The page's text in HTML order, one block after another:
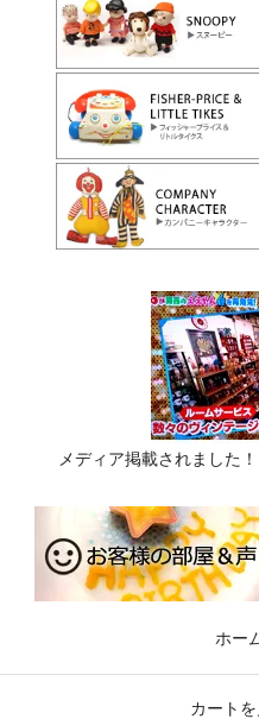
メディア掲載されました
ホー
カートを